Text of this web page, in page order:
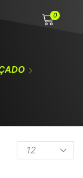
0